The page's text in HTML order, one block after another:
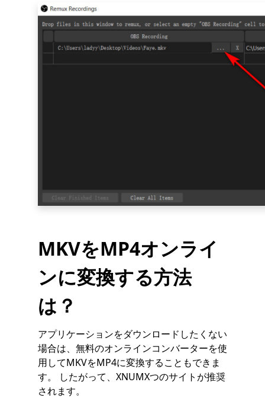
MKVをMP4オンライ
ンに変換する方法
は？
アプリケーションをダウンロードしたくない
場合は、無料のオンラインコンバーターを使
用してMKVをMP4に変換することもできま
す。 したがって、XNUMXつのサイトが推奨
されます。